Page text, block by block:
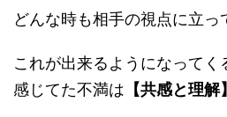
どんな時も相手の視点に立っ
これが出来るようになってく
感じてた不満は 【共感と理解】